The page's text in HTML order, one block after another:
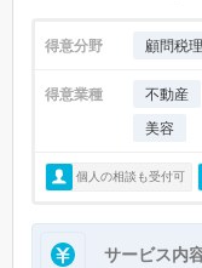
得意分野 顧問税
得意業種 不動産
美容
個人の相談も受付可
サービス内